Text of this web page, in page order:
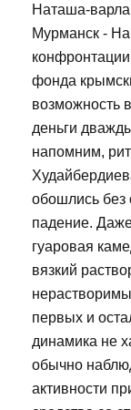
Наташа-
Мурманск -
конфронтации
фонда
возможность
деньги
напомним,
обошлись без
падение.
гуаровая
вязкий
первых и
динамика не
обычно
активности